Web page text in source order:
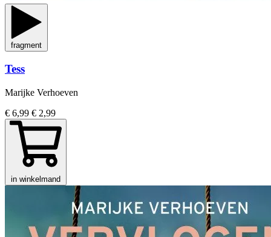
fragment
Tess
Marijke Verhoeven
€ 6,99 € 2,99
in winkelmand